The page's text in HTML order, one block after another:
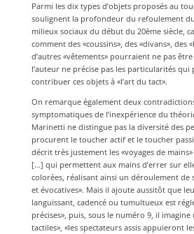
Parmi les dix types d’objets proposés au
soulignent la profondeur du refoulement
milieux sociaux du début du 20ème siècle,
comment des «coussins», des «divans», des
d’autres «vêtements» pourraient ne pas
l’auteur ne précise pas les particularités
contribuer ces objets à «l’art du tact».
On remarque également deux
symptomatiques de l’inexpérience du
Marinetti ne distingue pas la diversité des
procurent le toucher actif et le toucher
décrit très justement les «voyages de
[…] qui permettent aux mains d’errer sur
colorées, réalisant ainsi un déroulement de
et évocatives». Mais il ajoute aussitôt que
languissant, cadencé ou tumultueux est
précises», puis, sous le numéro 9, il imagine
tactiles», «les spectateurs assis appuieront